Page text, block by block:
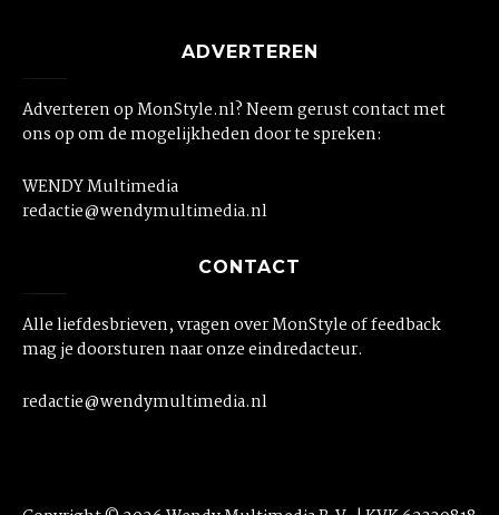
ADVERTEREN
Adverteren op MonStyle.nl? Neem gerust contact met
ons op om de mogelijkheden door te spreken:
WENDY Multimedia
redactie@wendymultimedia.nl
CONTACT
Alle liefdesbrieven, vragen over MonStyle of feedback
mag je doorsturen naar onze eindredacteur.
redactie@wendymultimedia.nl